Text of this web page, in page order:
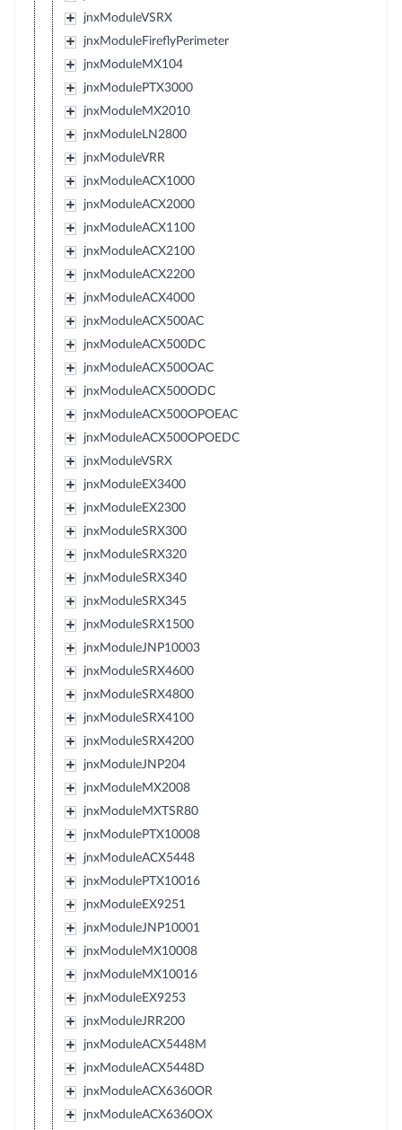
jnxModuleVSRX
jnxModuleFireflyPerimeter
jnxModuleMX104
jnxModulePTX3000
jnxModuleMX2010
jnxModuleLN2800
jnxModuleVRR
jnxModuleACX1000
jnxModuleACX2000
jnxModuleACX1100
jnxModuleACX2100
jnxModuleACX2200
jnxModuleACX4000
jnxModuleACX500AC
jnxModuleACX500DC
jnxModuleACX500OAC
jnxModuleACX500ODC
jnxModuleACX500OPOEAC
jnxModuleACX500OPOEDC
jnxModuleVSRX
jnxModuleEX3400
jnxModuleEX2300
jnxModuleSRX300
jnxModuleSRX320
jnxModuleSRX340
jnxModuleSRX345
jnxModuleSRX1500
jnxModuleJNP10003
jnxModuleSRX4600
jnxModuleSRX4800
jnxModuleSRX4100
jnxModuleSRX4200
jnxModuleJNP204
jnxModuleMX2008
jnxModuleMXTSR80
jnxModulePTX10008
jnxModuleACX5448
jnxModulePTX10016
jnxModuleEX9251
jnxModuleJNP10001
jnxModuleMX10008
jnxModuleMX10016
jnxModuleEX9253
jnxModuleJRR200
jnxModuleACX5448M
jnxModuleACX5448D
jnxModuleACX6360OR
jnxModuleACX6360OX